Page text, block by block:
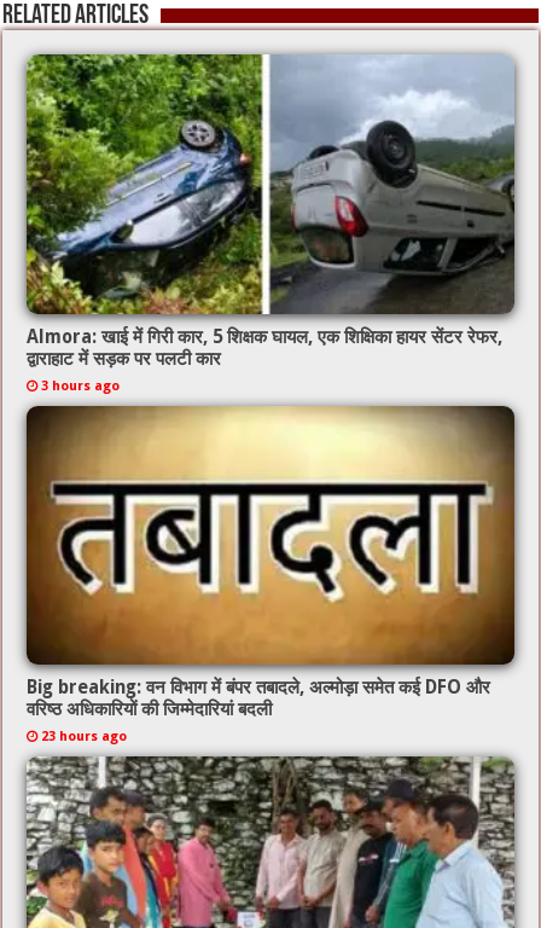
k
Related Articles
Almora: खाई में गिरी कार, 5 शिक्षक घायल, एक शिक्षिका हायर सेंटर रेफर,
द्वाराहाट में सड़क पर पलटी कार
3 hours ago
Big breaking: वन विभाग में बंपर तबादले, अल्मोड़ा समेत कई DFO और
वरिष्ठ अधिकारियों की जिम्मेदारियां बदली
23 hours ago